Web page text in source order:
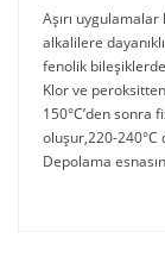
Aşırı
alkalilere
fenolik
Klor ve
150°C’den
oluşur,220-240°C
Depolama